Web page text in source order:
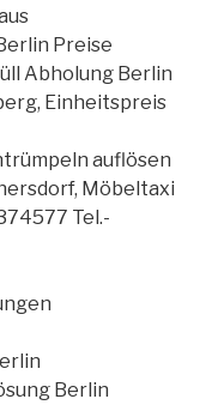
Preise
Abholung Berlin
Einheitspreis
auflösen
Möbeltaxi
Tel.-
Berlin